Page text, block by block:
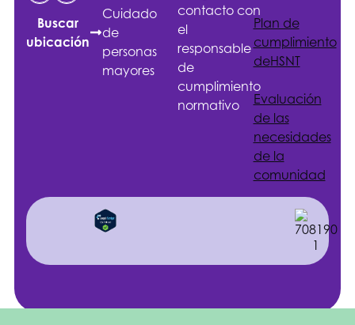
Buscar
ubicación
Cuidado
de
personas
mayores
contacto con
el
responsable
de
cumplimiento
normativo
Plan de
cumplimiento
deHSNT
Evaluación
de las
necesidades
de la
comunidad